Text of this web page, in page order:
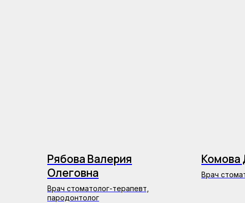
Рябова Валерия
Олеговна
Врач стоматолог-терапевт,
пародонтолог
Комова
Врач